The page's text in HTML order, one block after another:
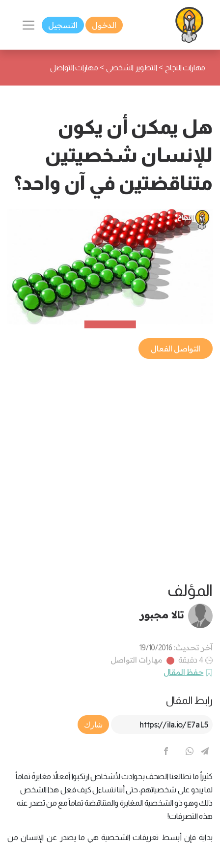
الدخول التسجيل
مهارات النجاح > التطوير الشخصي > مهارات التواصل
هل يمكن أن يكون
للإنسان شخصيتين
متناقضتين في آن واحد؟
التواصل الفعال
المؤلف
تالا مجبور
آخر تحديث: 19/10/2016
4 دقيقة
مهارات التواصل
حفظ المقال
رابط المقال
Article Link
شارك
كثيراً ما تطالعنا الصحف بحوادث لأشخاص ارتكبوا أفعالاً مغايرةً تماماً
لما يبدو على شخصياتهم، حتى أننا نتساءل كيف فعل هذا الشخص
ذلك وهو ذو الشخصية المغايرة والمتناقضة تماماً مع من تصدر عنه
هذه التصرفات!
بداية فإن أبسط تعريفات الشخصية هي ما يصدر عن الإنسان من